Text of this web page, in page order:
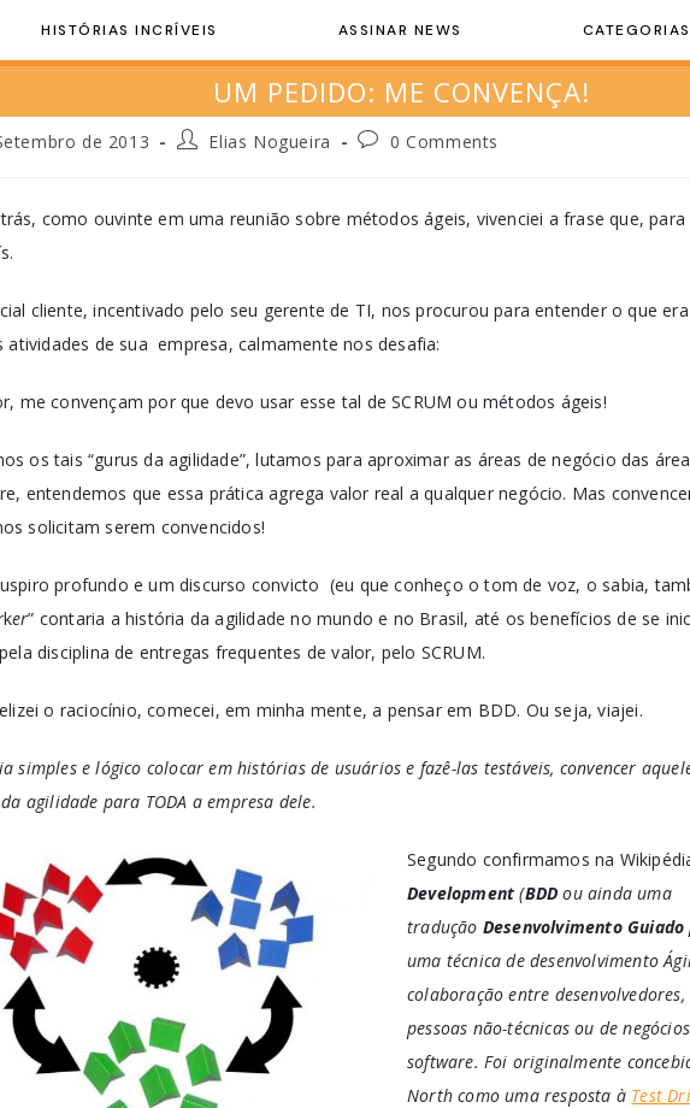
HISTÓRIAS INCRÍVEIS ASSINAR NEWS CATEGORIAS
UM PEDIDO: ME CONVENÇA!
de 2013 Elias Nogueira 0 Comments
como ouvinte em uma reunião sobre métodos ágeis, vivenciei a frase que,
cliente, incentivado pelo seu gerente de TI, nos procurou para entender o que era
atividades de sua empresa, calmamente nos desafia:
me convençam por que devo usar esse tal de SCRUM ou métodos ágeis!
os tais “gurus da agilidade”, lutamos para aproximar as áreas de negócio das
entendemos que essa prática agrega valor real a qualquer negócio. Mas
solicitam serem convencidos!
profundo e um discurso convicto (eu que conheço o tom de voz, o sabia,
er” contaria a história da agilidade no mundo e no Brasil, até os benefícios de se
disciplina de entregas frequentes de valor, pelo SCRUM.
o raciocínio, comecei, em minha mente, a pensar em BDD. Ou seja, viajei.
simples e lógico colocar em histórias de usuários e fazê-las testáveis, convencer
agilidade para TODA a empresa dele.
Segundo confirmamos na
Development (BDD ou ainda uma
tradução Desenvolvimento
uma técnica de desenvolvimento
colaboração entre
pessoas não-técnicas ou de
software. Foi originalmente
North como uma resposta à Test